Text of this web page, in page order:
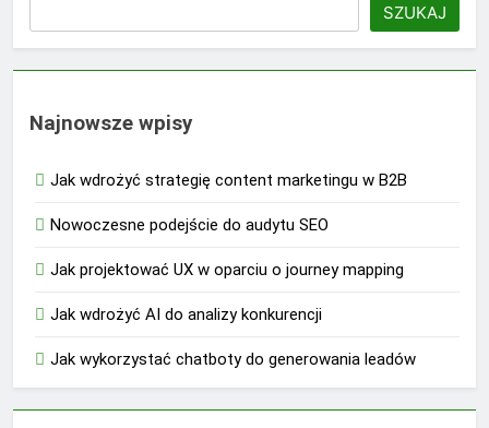
SZUKAJ
Najnowsze wpisy
Jak wdrożyć strategię content marketingu w B2B
Nowoczesne podejście do audytu SEO
Jak projektować UX w oparciu o journey mapping
Jak wdrożyć AI do analizy konkurencji
Jak wykorzystać chatboty do generowania leadów